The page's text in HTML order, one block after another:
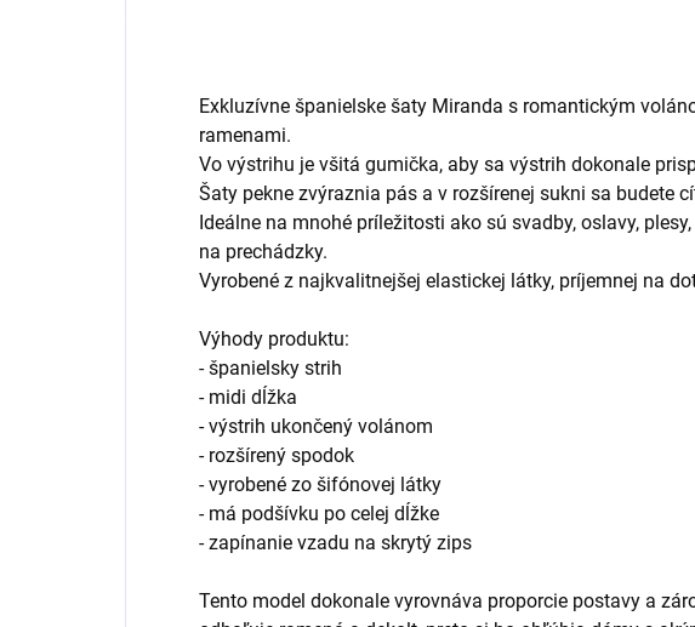
Exkluzívne španielske šaty Miranda s romantickým
ramenami.
Vo výstrihu je všitá gumička, aby sa výstrih dokonale
Šaty pekne zvýraznia pás a v rozšírenej sukni sa budete
Ideálne na mnohé príležitosti ako sú svadby, oslavy,
na prechádzky.
Vyrobené z najkvalitnejšej elastickej látky, príjemnej na
Výhody produktu:
- španielsky strih
- midi dĺžka
- výstrih ukončený volánom
- rozšírený spodok
- vyrobené zo šifónovej látky
- má podšívku po celej dĺžke
- zapínanie vzadu na skrytý zips
Tento model dokonale vyrovnáva proporcie postavy a